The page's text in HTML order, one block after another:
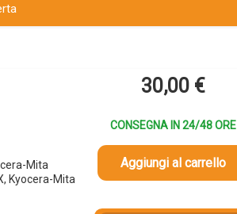
Mita
Kyocera-Mita
30,00 €
CONSEGNA IN 24/48 ORE
Aggiungi al carrello